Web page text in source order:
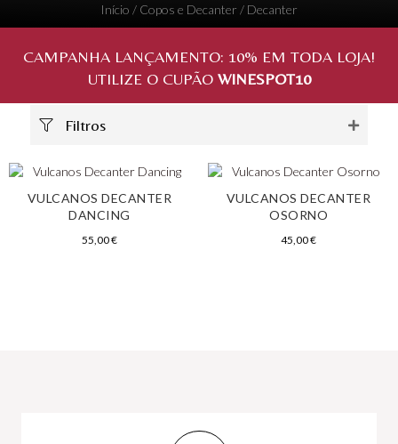
Início / Copos e Decanter / Decanter
CAMPANHA LANÇAMENTO: 10% EM TODA LOJA!
UTILIZE O CUPÃO WINESPOT10
Filtros
VULCANOS DECANTER
DANCING
55,00€
VULCANOS DECANTER
OSORNO
45,00€